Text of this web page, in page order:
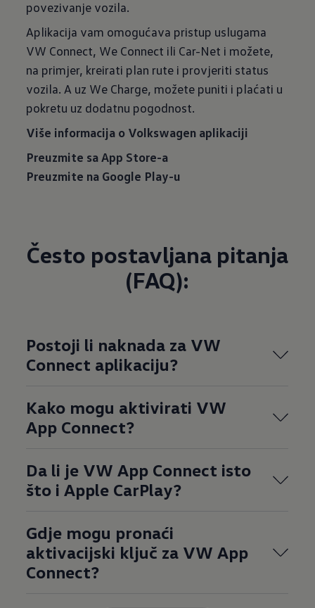
povezivanje vozila.
Aplikacija vam omogućava pristup uslugama
VW Connect, We Connect ili Car-Net i možete,
na primjer, kreirati plan rute i provjeriti status
vozila. A uz We Charge, možete puniti i plaćati u
pokretu uz dodatnu pogodnost.
Više informacija o Volkswagen aplikaciji
Preuzmite sa App Store-a
Preuzmite na Google Play-u
Često postavljana pitanja
(FAQ):
Postoji li naknada za VW
Connect aplikaciju?
Kako mogu aktivirati VW
App Connect?
Da li je VW App Connect isto
što i Apple CarPlay?
Gdje mogu pronaći
aktivacijski ključ za VW App
Connect?